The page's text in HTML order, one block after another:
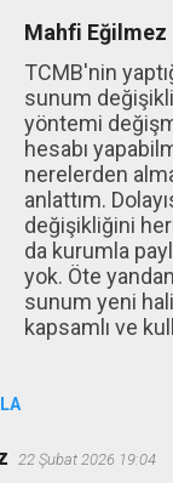
Mahfi Eğilmez
TCMB'nin
sunum
yöntemi
hesabı
nerelerden
anlattım.
değişikliğini
da kurumla
yok. Öte
sunum yeni
kapsamlı ve
22 Şubat 2026 19:04